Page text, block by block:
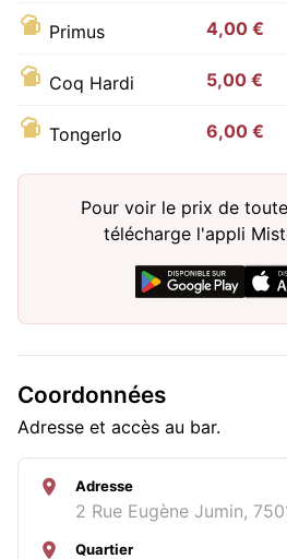
Primus 4,00 €
Coq Hardi 5,00 €
Tongerlo 6,00 €
Pour voir le prix de
télécharge l'appli
Coordonnées
Adresse et accès au bar.
Adresse
2 Rue Eugène Jumin,
Quartier